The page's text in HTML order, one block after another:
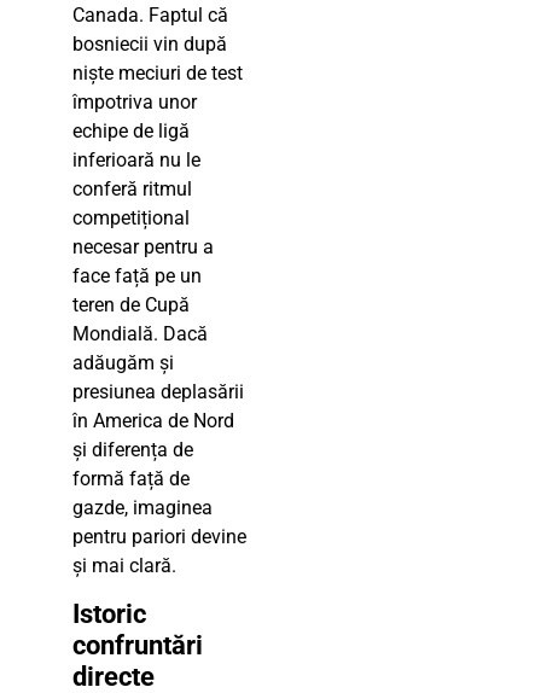
Canada. Faptul că
bosniecii vin după
niște meciuri de test
împotriva unor
echipe de ligă
inferioară nu le
conferă ritmul
competițional
necesar pentru a
face față pe un
teren de Cupă
Mondială. Dacă
adăugăm și
presiunea deplasării
în America de Nord
și diferența de
formă față de
gazde, imaginea
pentru pariori devine
și mai clară.
Istoric
confruntări
directe